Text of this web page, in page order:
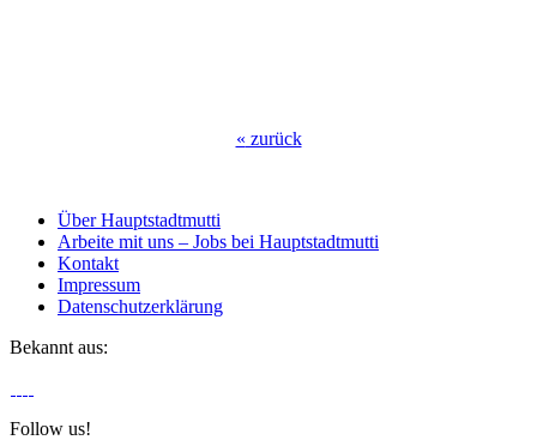
« zurück
Über Hauptstadtmutti
Arbeite mit uns – Jobs bei Hauptstadtmutti
Kontakt
Impressum
Datenschutzerklärung
Bekannt aus:
Follow us!